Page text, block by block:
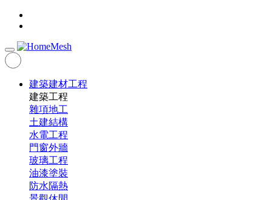
建築建材工程
建築工程
雜項地工
土建結構
水電工程
門窗外牆
玻璃工程
油漆塗裝
防水隔熱